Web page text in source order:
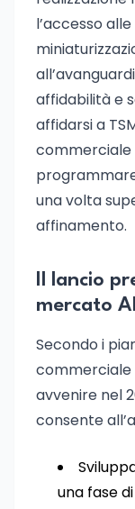
l’accesso
affidabilità e
affidarsi a
commerciale
una volta
affinamento.
Il lancio
mercato AI
Secondo i
commerciale
avvenire nel
consente
una fase